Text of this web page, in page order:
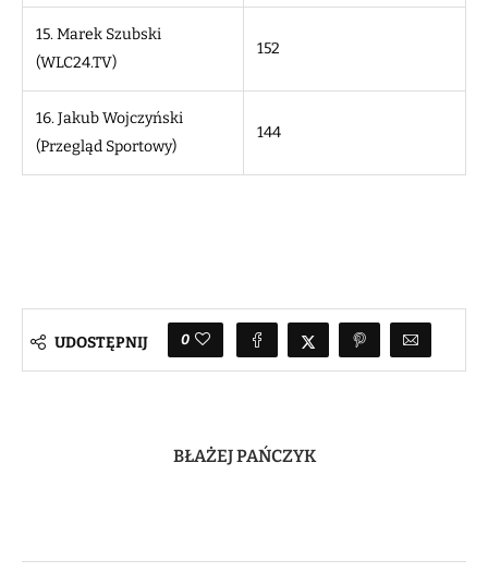
15. Marek Szubski
(WLC24.TV)
152
16. Jakub Wojczyński
(Przegląd Sportowy)
144
UDOSTĘPNIJ 0
BŁAŻEJ PAŃCZYK